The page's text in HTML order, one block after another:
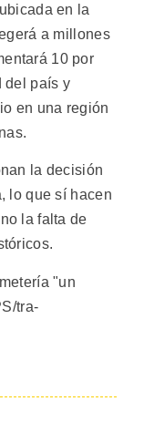
en la
a millones
10 por
del país y
en una región
la decisión
lo que sí hacen
la falta de
"un
tra-